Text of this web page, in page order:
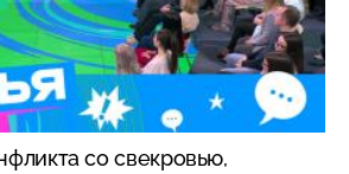
со свекровью,